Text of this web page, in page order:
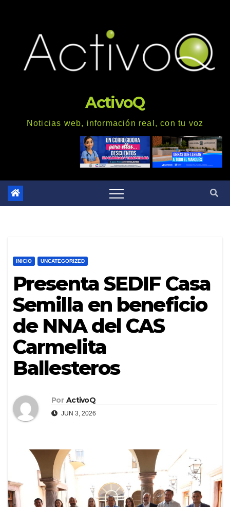
ActivoQ
Noticias web, información real, con tu voz
INICIO UNCATEGORIZED
Presenta SEDIF Casa
Semilla en beneficio
de NNA del CAS
Carmelita
Ballesteros
Por ActivoQ
JUN 3, 2026